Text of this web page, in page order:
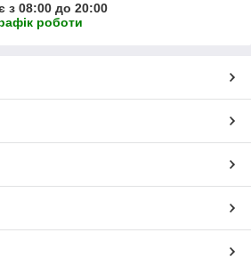
з 08:00 до 20:00
роботи